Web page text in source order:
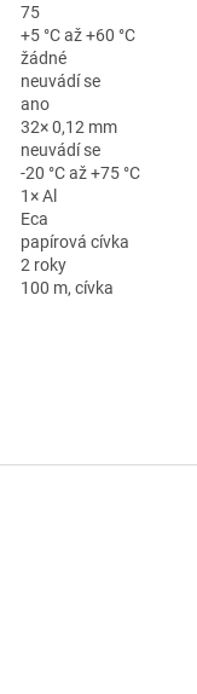
75
+5 °C až +60 °C
žádné
neuvádí se
ano
32× 0,12 mm
neuvádí se
-20 °C až +75 °C
1× Al
Eca
papírová cívka
2 roky
100 m, cívka